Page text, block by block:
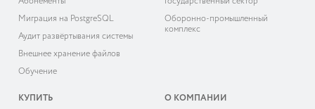
Миграция на PostgreSQL
Аудит развёртывания системы
Внешнее хранение файлов
Обучение
Оборонно-промышленный
комплекс
КУПИТЬ О КОМПАНИИ